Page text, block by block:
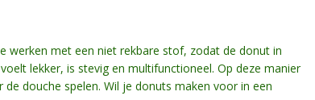
werken met een niet rekbare stof, zodat de donut in
lekker, is stevig en multifunctioneel. Op deze manier
douche spelen. Wil je donuts maken voor in een